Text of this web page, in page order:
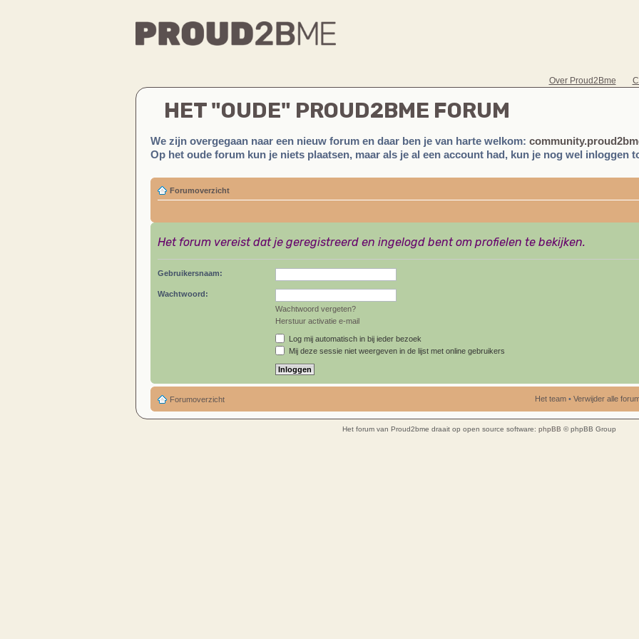
Over Proud2Bme
HET "OUDE" PROUD2BME FORUM
We zijn overgegaan naar een nieuw forum en daar ben je van harte welkom:
Op het oude forum kun je niets plaatsen, maar als je al een account had, kun je nog wel inloggen
Forumoverzicht
Het forum vereist dat je geregistreerd en ingelogd bent om profielen te bekijken.
Gebruikersnaam:
Wachtwoord:
Wachtwoord vergeten?
Herstuur activatie e-mail
Log mij automatisch in bij ieder bezoek
Mij deze sessie niet weergeven in de lijst met online gebruikers
Forumoverzicht Het team• Verwijder alle
Het forum van Proud2bme draait op open source software: phpBB © phpBB Group